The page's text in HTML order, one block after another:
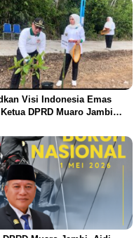
Visi Indonesia Emas
DPRD Muaro Jambi
Pohon Serentak